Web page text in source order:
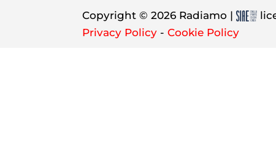
Copyright © 2026 Radiamo |
Privacy Policy -Cookie Policy